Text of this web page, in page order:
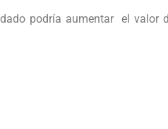
podría aumentar el valor